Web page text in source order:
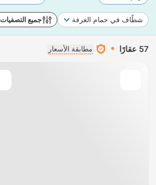
شطّاف في حمام الغرفة جميع التصفيات
57 عقارًا مطابقة الأسعار